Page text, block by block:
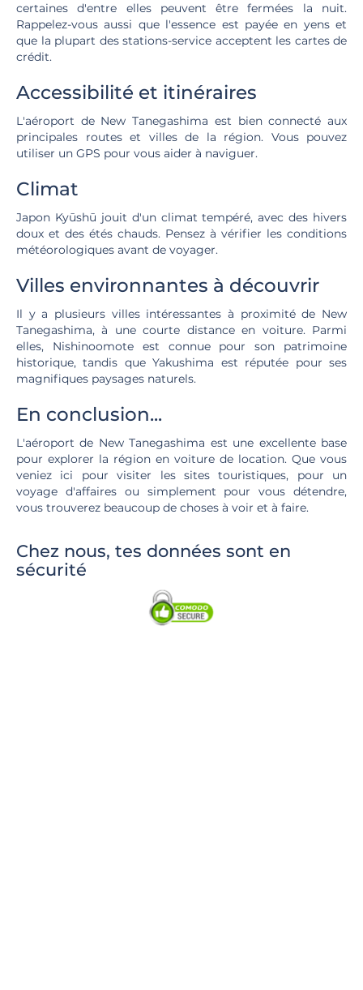
certaines d'entre elles peuvent être fermées la nuit.
Rappelez-vous aussi que l'essence est payée en yens et
que la plupart des stations-service acceptent les cartes de
crédit.
Accessibilité et itinéraires
L'aéroport de New Tanegashima est bien connecté aux
principales routes et villes de la région. Vous pouvez
utiliser un GPS pour vous aider à naviguer.
Climat
Japon Kyūshū jouit d'un climat tempéré, avec des hivers
doux et des étés chauds. Pensez à vérifier les conditions
météorologiques avant de voyager.
Villes environnantes à découvrir
Il y a plusieurs villes intéressantes à proximité de New
Tanegashima, à une courte distance en voiture. Parmi
elles, Nishinoomote est connue pour son patrimoine
historique, tandis que Yakushima est réputée pour ses
magnifiques paysages naturels.
En conclusion...
L'aéroport de New Tanegashima est une excellente base
pour explorer la région en voiture de location. Que vous
veniez ici pour visiter les sites touristiques, pour un
voyage d'affaires ou simplement pour vous détendre,
vous trouverez beaucoup de choses à voir et à faire.
Chez nous, tes données sont en
sécurité